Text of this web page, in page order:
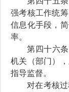
强考核工作统
信息化手段，
率。
第 四十六条
机关（部门）
指导监督。
对在考核